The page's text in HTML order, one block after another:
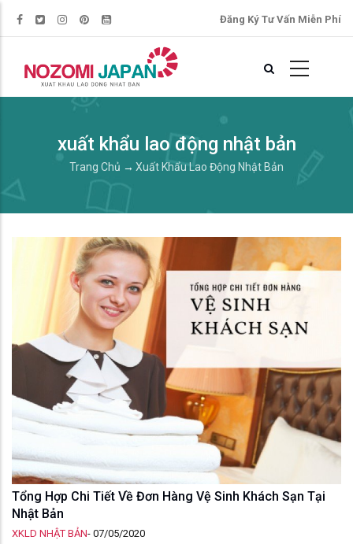
Đăng Ký Tư Vấn Miễn Phí
xuất khẩu lao động nhật bản
Trang Chủ → Xuất Khẩu Lao Động Nhật Bản
Tổng Hợp Chi Tiết Về Đơn Hàng Vệ Sinh Khách Sạn Tại
Nhật Bản
XKLD NHẬT BẢN- 07/05/2020